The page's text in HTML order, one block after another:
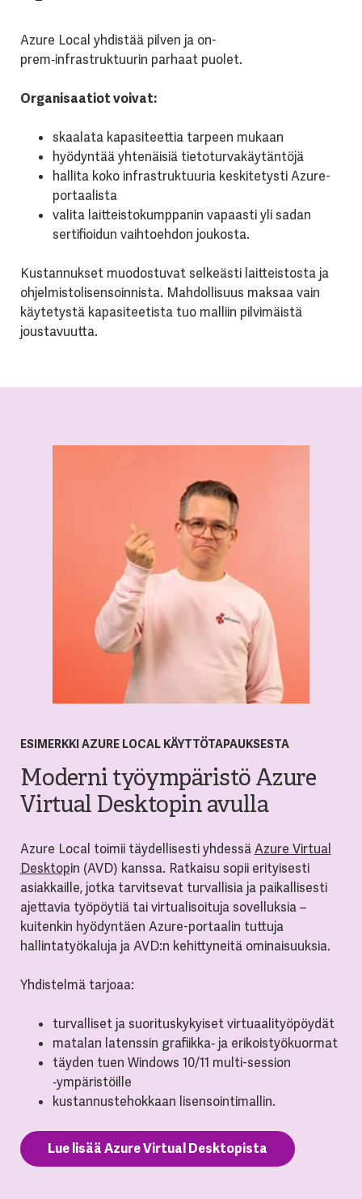
Azure Local yhdistää pilven ja on-
prem‑infrastruktuurin parhaat puolet.
Organisaatiot voivat:
skaalata kapasiteettia tarpeen mukaan
hyödyntää yhtenäisiä tietoturvakäytäntöjä
hallita koko infrastruktuuria keskitetysti Azure-
portaalista
valita laitteistokumppanin vapaasti yli sadan
sertifioidun vaihtoehdon joukosta.
Kustannukset muodostuvat selkeästi laitteistosta ja
ohjelmistolisensoinnista. Mahdollisuus maksaa vain
käytetystä kapasiteetista tuo malliin pilvimäistä
joustavuutta.
ESIMERKKI AZURE LOCAL KÄYTTÖTAPAUKSESTA
Moderni työympäristö Azure
Virtual Desktopin avulla
Azure Local toimii täydellisesti yhdessä Azure Virtual
Desktopin (AVD) kanssa. Ratkaisu sopii erityisesti
asiakkaille, jotka tarvitsevat turvallisia ja paikallisesti
ajettavia työpöytiä tai virtualisoituja sovelluksia –
kuitenkin hyödyntäen Azure-portaalin tuttuja
hallintatyökaluja ja AVD:n kehittyneitä ominaisuuksia.
Yhdistelmä tarjoaa:
turvalliset ja suorituskykyiset virtuaalityöpöydät
matalan latenssin grafiikka‑ ja erikoistyökuormat
täyden tuen Windows 10/11 multi-session
‑ympäristöille
kustannustehokkaan lisensointimallin.
Lue lisää Azure Virtual Desktopista